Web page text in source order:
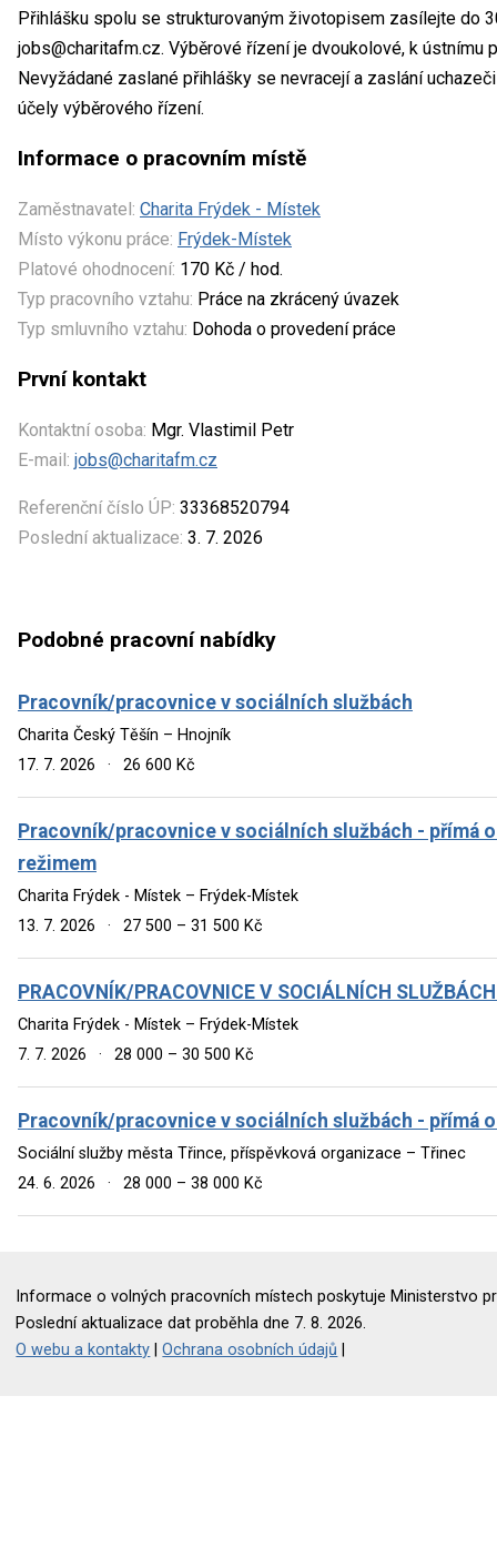
Přihlášku spolu se strukturovaným životopisem zasílejte do
jobs@charitafm.cz. Výběrové řízení je dvoukolové, k ústnímu
Nevyžádané zaslané přihlášky se nevracejí a zaslání
účely výběrového řízení.
Informace o pracovním místě
Zaměstnavatel: Charita Frýdek - Místek
Místo výkonu práce: Frýdek-Místek
Platové ohodnocení: 170 Kč / hod.
Typ pracovního vztahu: Práce na zkrácený úvazek
Typ smluvního vztahu: Dohoda o provedení práce
První kontakt
Kontaktní osoba: Mgr. Vlastimil Petr
E-mail: jobs@charitafm.cz
Referenční číslo ÚP: 33368520794
Poslední aktualizace: 3. 7. 2026
Podobné pracovní nabídky
Pracovník/pracovnice v sociálních službách
Charita Český Těšín – Hnojník
17. 7. 2026
· 26 600 Kč
Pracovník/pracovnice v sociálních službách - přímá
režimem
Charita Frýdek - Místek – Frýdek-Místek
13. 7. 2026
· 27 500 – 31 500 Kč
PRACOVNÍK/PRACOVNICE V SOCIÁLNÍCH
Charita Frýdek - Místek – Frýdek-Místek
7. 7. 2026
· 28 000 – 30 500 Kč
Pracovník/pracovnice v sociálních službách - přímá
Sociální služby města Třince, příspěvková organizace – Třinec
24. 6. 2026
· 28 000 – 38 000 Kč
Informace o volných pracovních místech poskytuje Ministerstvo
Poslední aktualizace dat proběhla dne 7. 8. 2026.
O webu a kontakty |Ochrana osobních údajů